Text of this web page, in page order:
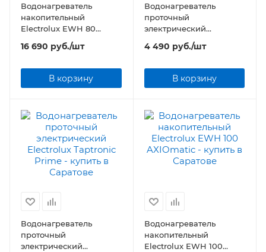
Водонагреватель
накопительный
Electrolux EWH 80
16 690 руб./шт
В корзину
Водонагреватель
проточный
электрический
Electrolux Taptronic S
4 490 руб./шт
В корзину
Водонагреватель
проточный
электрический
Водонагреватель
накопительный
Electrolux EWH 100